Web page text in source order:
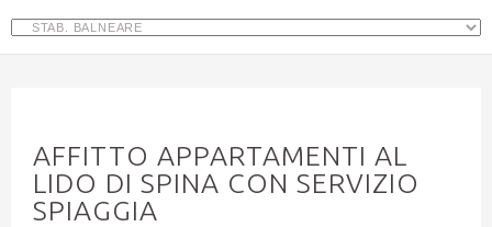
AFFITTO APPARTAMENTI AL
LIDO DI SPINA CON SERVIZIO
SPIAGGIA